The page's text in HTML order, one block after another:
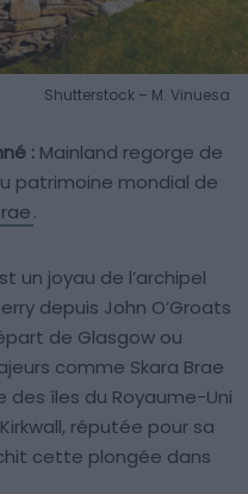
Shutterstock – M. Vinuesa
: Mainland regorge de
patrimoine mondial de
.
un joyau de l’archipel
depuis John O’Groats
de Glasgow ou
comme Skara Brae
des îles du Royaume-Uni
réputée pour sa
cette plongée dans